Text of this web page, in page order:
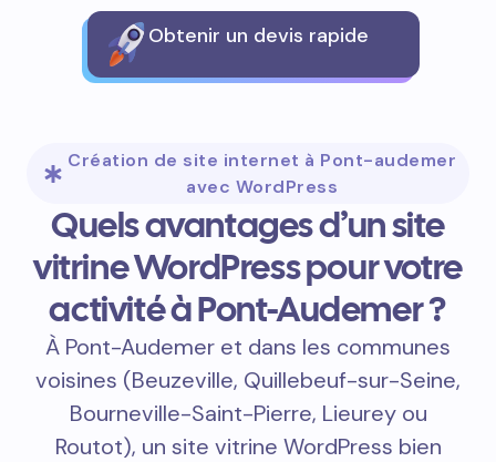
Obtenir un devis rapide
Création de site internet à Pont-audemer
avec WordPress
Quels avantages d’un site
vitrine WordPress pour votre
activité à Pont-Audemer ?
À Pont-Audemer et dans les communes
voisines (Beuzeville, Quillebeuf-sur-Seine,
Bourneville-Saint-Pierre, Lieurey ou
Routot), un site vitrine WordPress bien